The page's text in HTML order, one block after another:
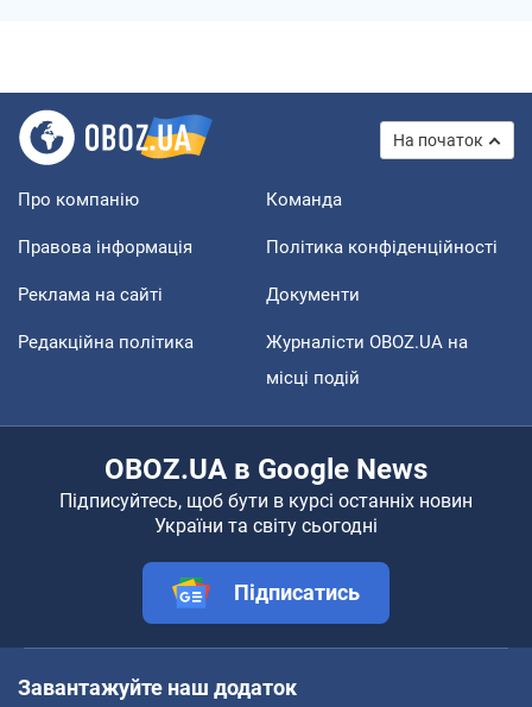
На початок
Про компанію Команда
Правова інформація Політика конфіденційності
Реклама на сайті Документи
Редакційна політика
Журналісти OBOZ.UA на
місці подій
OBOZ.UA в Google News
Підписуйтесь, щоб бути в курсі останніх новин
України та світу сьогодні
Підписатись
Завантажуйте наш додаток